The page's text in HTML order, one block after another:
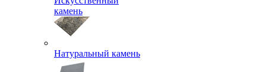
камень
Натуральный камень